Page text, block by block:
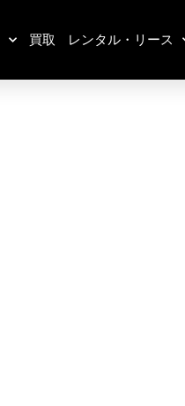
買取 レンタル・リース